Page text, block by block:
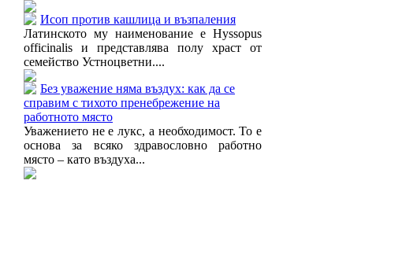
Исоп против кашлица и възпаления
Латинското му наименование е Hyssopus
officinalis и представлява полу храст от
семейство Устноцветни....
Без уважение няма въздух: как да се
справим с тихото пренебрежение на
работното място
Уважението не е лукс, а необходимост. То е
основа за всяко здравословно работно
място – като въздуха...